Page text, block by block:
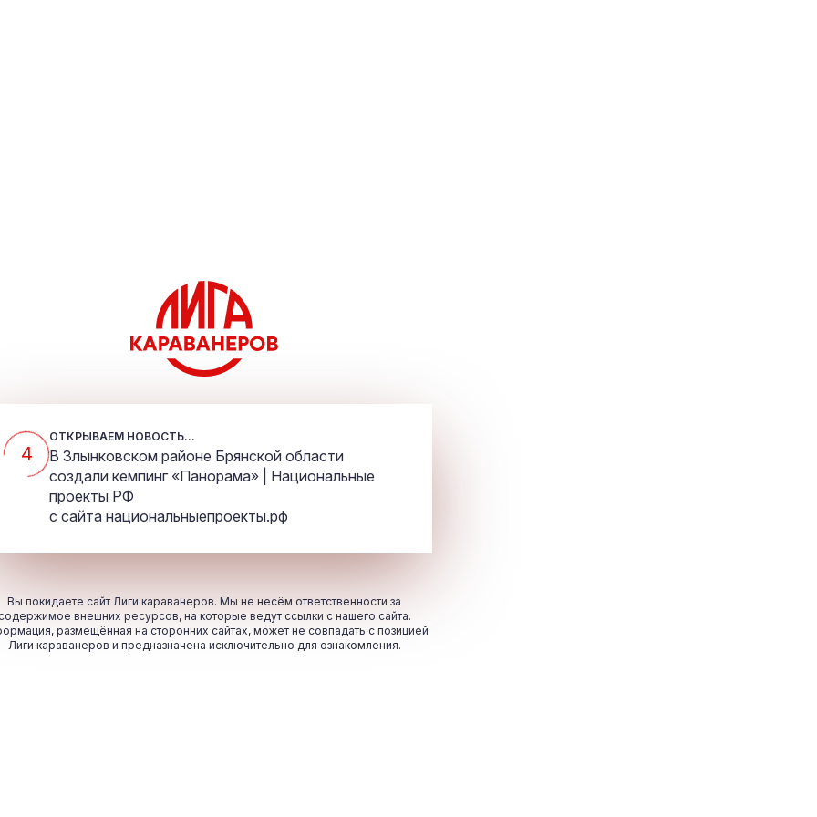
4
ОТКРЫВАЕМ НОВОСТЬ...
В Злынковском районе Брянской области
создали кемпинг «Панорама» | Национальные
проекты РФ
с сайта национальныепроекты.рф
Вы покидаете сайт Лиги караванеров. Мы не несём ответственности за
внешних ресурсов, на которые ведут ссылки с нашего сайта.
размещённая на сторонних сайтах, может не совпадать с позицией
Лиги караванеров и предназначена исключительно для ознакомления.